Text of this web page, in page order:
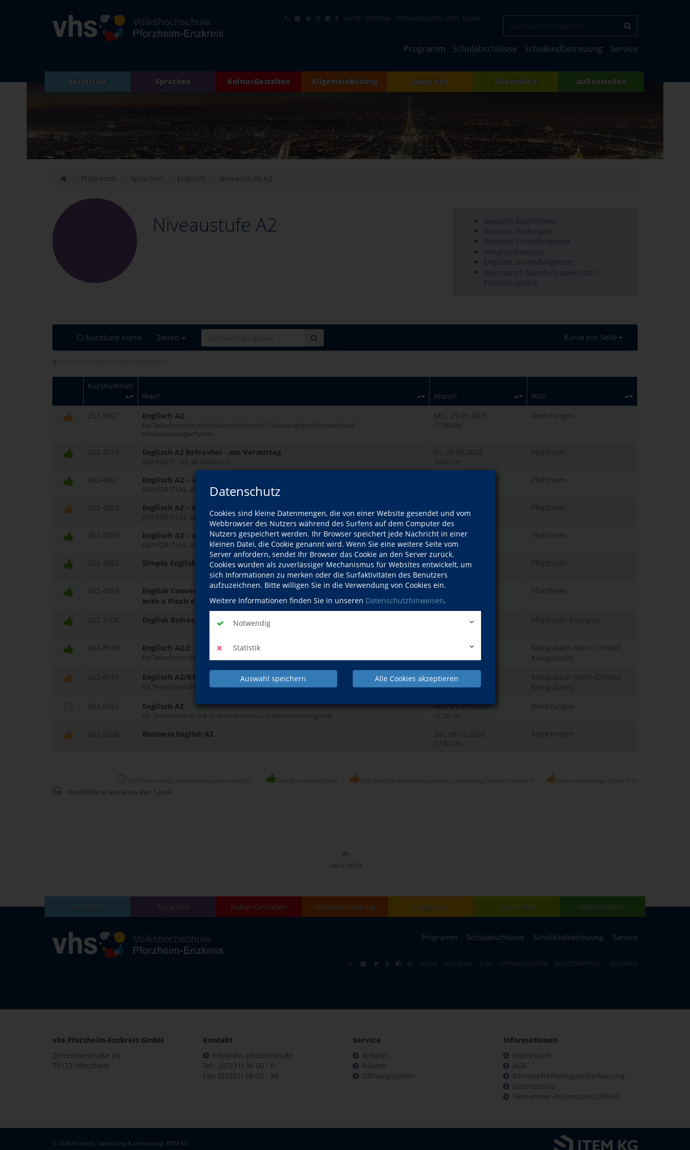
Datenschutz
Cookies sind kleine Datenmengen, die von einer Website gesendet und vom
Webbrowser des Nutzers während des Surfens auf dem Computer des
Nutzers gespeichert werden. Ihr Browser speichert jede Nachricht in einer
kleinen Datei, die Cookie genannt wird. Wenn Sie eine weitere Seite vom
Server anfordern, sendet Ihr Browser das Cookie an den Server zurück.
Cookies wurden als zuverlässiger Mechanismus für Websites entwickelt, um
sich Informationen zu merken oder die Surfaktivitäten des Benutzers
aufzuzeichnen. Bitte willigen Sie in die Verwendung von Cookies ein.
Weitere Informationen finden Sie in unseren Datenschutzhinweisen.
Notwendig
Statistik
Auswahl speichern Alle Cookies akzeptieren
SUCHE VHSTEAM ÖFFNUNGSZEITEN JOBS LOGIN
Programm Schulabschlüsse Schulkindbetreuung Service
Beruf/EDV Sprachen Kultur/Gestalten Allgemeinbildung junge vhs Gesundheit Außenstellen
Programm Sprachen Englisch Niveaustufe A2
Niveaustufe A2
Deutsch: Kursformen
Deutsch: Prüfungen
Deutsch: Einstufungstest
Integrationskurse
Englisch: Einstufungstests
Französisch Spanisch Italienisch:
Einstufungstest
buchbare Kurse Zeiten Kurse pro Seite
Kursnummer
Was?
Wann?
Wo?
252-9327
Englisch A2
für Teilnehmende mit Vorkenntnissen (A1-Niveau abgeschlossen) und
Wiedereinsteiger*innen
Mo., 29.09.2025
17:30 Uhr
Remchingen
262-4014 Englisch A2 Refresher - am Vormittag
(GO FOR IT ! A2, ab Lektion 1)
Fr., 25.09.2026
10:00 Uhr
Pforzheim
262-4021 Englisch A2 – am Abend
(GO FOR IT! A2, ab Lektion 5)
Pforzheim
262-4023 Englisch A2 – am Vormittag
(GO FOR IT! A2, ab Lektion 9) 09:00 Uhr
Pforzheim
262-4029 Englisch A2 – am Abend
(GO FOR IT! A2, ab Lektion 6)
Mi., 23.09.2026
17:20 Uhr
Pforzheim
262-4062 Simple English Conversation A2/B1 – am Vormittag Mi., 23.09.2026
10:40 Uhr
Pforzheim
262-4063
English Conversation A2/B1 – am Vormittag Entertaining, Relaxed and Fun
with a Pinch of Grammar
Mo., 21.09.2026
08:50 Uhr
Pforzheim
262-7106 English Refresher Course A2 Do., 24.09.2026 Pforzheim-Eutingen
262-8530 Englisch A2.2
für Teilnehmende mit Vorkenntnissen
Mi., 23.09.2026
Königsbach-Stein (Ortsteil
Königsbach)
262-8531
Englisch A2/B1 / Conversation
für Teilnehmende mit verbesserten Vorkenntnissen
Mi., 23.09.2026
17:15 Uhr
Königsbach-Stein (Ortsteil
Königsbach)
262-9325
Englisch A2
für Teilnehmende mit Vorkenntnissen und Wiedereinsteigende
Mo., 21.09.2026
17:30 Uhr
Remchingen
262-9326 Business English A2 Do., 08.10.2026
17:30 Uhr
Remchingen
NACH OBEN
Beruf/EDV Sprachen Kultur/Gestalten Allgemeinbildung junge vhs Gesundheit Außenstellen
Programm Schulabschlüsse Schulkindbetreuung Service
SUCHE VHS-TEAM JOBS ÖFFNUNGSZEITEN BENUTZERPROFIL WIDERRUF
vhs Pforzheim-Enzkreis GmbH
Zerrennerstraße 29
75172 Pforzheim
Kontakt
info@vhs-pforzheim.de
Tel.: (07231) 38 00 - 0
Fax: (07231) 38 00 - 34
Service
Anfahrt
Räume
Öffnungszeiten
Informationen
Impressum
AGB
Barrierefreiheitsgesetzerklärung
Datenschutz
Teilnehmer-Information DSGVO
© 2026 Konzept, Gestaltung & Umsetzung: ITEM KG